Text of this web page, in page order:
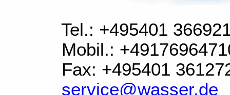
Tel.: +495401
Mobil.:
Fax: +495401
service@wasser.de